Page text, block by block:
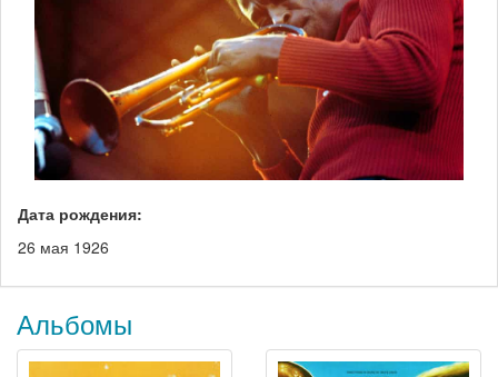
Дата рождения:
26 мая 1926
Альбомы